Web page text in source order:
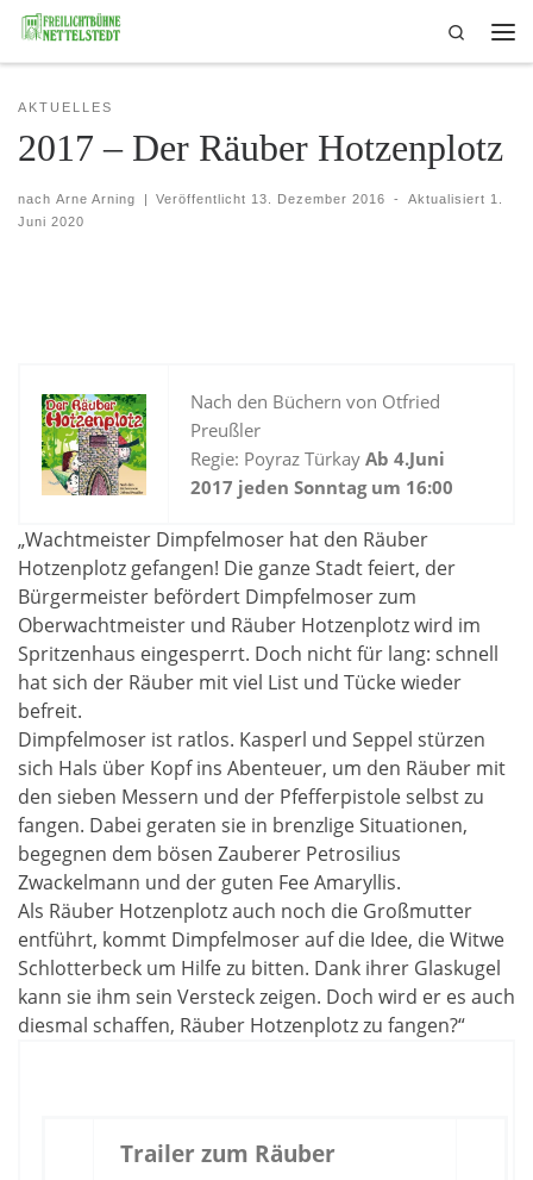
Skip to content
Search
AKTUELLES
2017 – Der Räuber Hotzenplotz
nach Arne Arning | Veröffentlicht 13. Dezember 2016 - Aktualisiert 1.
Juni 2020
Nach den Büchern von Otfried
Preußler
Regie: Poyraz TürkayAb 4.Juni
2017 jeden Sonntag um 16:00
„Wachtmeister Dimpfelmoser hat den Räuber
Hotzenplotz gefangen! Die ganze Stadt feiert, der
Bürgermeister befördert Dimpfelmoser zum
Oberwachtmeister und Räuber Hotzenplotz wird im
Spritzenhaus eingesperrt. Doch nicht für lang: schnell
hat sich der Räuber mit viel List und Tücke wieder
befreit.
Dimpfelmoser ist ratlos. Kasperl und Seppel stürzen
sich Hals über Kopf ins Abenteuer, um den Räuber mit
den sieben Messern und der Pfefferpistole selbst zu
fangen. Dabei geraten sie in brenzlige Situationen,
begegnen dem bösen Zauberer Petrosilius
Zwackelmann und der guten Fee Amaryllis.
Als Räuber Hotzenplotz auch noch die Großmutter
entführt, kommt Dimpfelmoser auf die Idee, die Witwe
Schlotterbeck um Hilfe zu bitten. Dank ihrer Glaskugel
kann sie ihm sein Versteck zeigen. Doch wird er es auch
diesmal schaffen, Räuber Hotzenplotz zu fangen?“
Trailer zum Räuber